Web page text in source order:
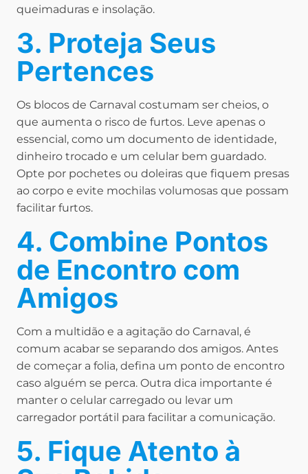
queimaduras e insolação.
3. Proteja Seus
Pertences
Os blocos de Carnaval costumam ser cheios, o
que aumenta o risco de furtos. Leve apenas o
essencial, como um documento de identidade,
dinheiro trocado e um celular bem guardado.
Opte por pochetes ou doleiras que fiquem presas
ao corpo e evite mochilas volumosas que possam
facilitar furtos.
4. Combine Pontos
de Encontro com
Amigos
Com a multidão e a agitação do Carnaval, é
comum acabar se separando dos amigos. Antes
de começar a folia, defina um ponto de encontro
caso alguém se perca. Outra dica importante é
manter o celular carregado ou levar um
carregador portátil para facilitar a comunicação.
5. Fique Atento à